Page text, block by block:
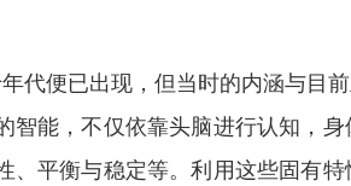
代便已出现，但当时的内涵与目
能，不仅依靠头脑进行认知，
平衡与稳定等。利用这些固有